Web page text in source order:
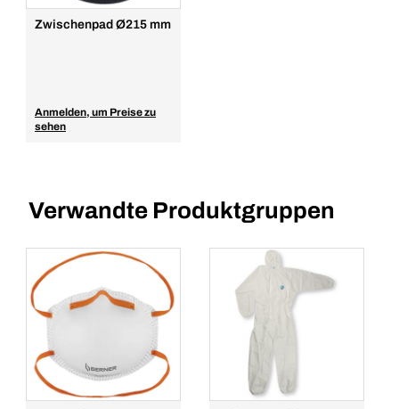
Zwischenpad Ø215 mm
Anmelden, um Preise zu
sehen
Verwandte Produktgruppen